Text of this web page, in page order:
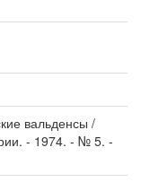
вальденсы /
- 1974. - № 5. -